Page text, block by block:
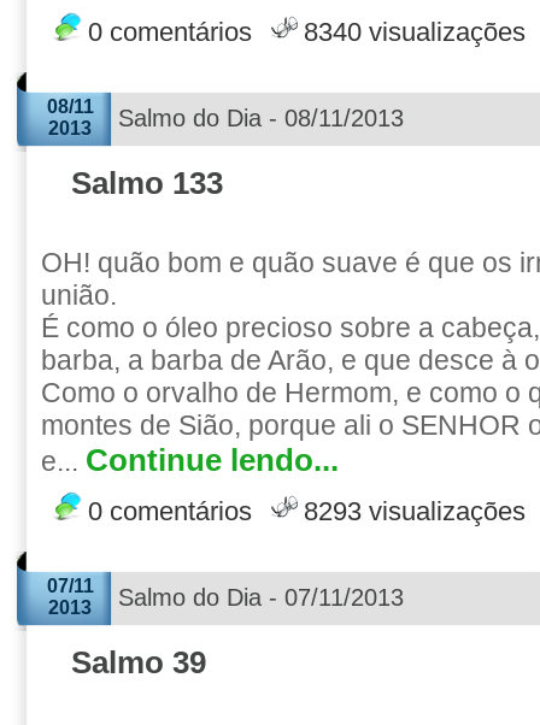
0 comentários 8340 visualizações
08/11
2013
Salmo do Dia - 08/11/2013
Salmo 133
OH! quão bom e quão suave é que os
união.
É como o óleo precioso sobre a
barba, a barba de Arão, e que desce à
Como o orvalho de Hermom, e como o
montes de Sião, porque ali o SENHOR
e... Continue lendo...
0 comentários 8293 visualizações
07/11
2013
Salmo do Dia - 07/11/2013
Salmo 39